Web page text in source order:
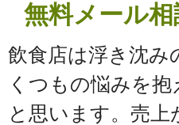
無料メール相
飲食店は浮き沈み
くつもの悩みを
と思います。売